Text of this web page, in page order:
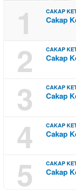
1 CAKAP
Cakap
2 CAKAP
Cakap
3 CAKAP
Cakap
4 CAKAP
Cakap
5 CAKAP
Cakap